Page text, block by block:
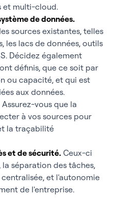
et multi-cloud.
de données.
sources existantes, telles
les lacs de données, outils
Décidez également
définis, que ce soit par
ou capacité, et qui est
aux données.
Assurez-vous que la
à vos sources pour
la traçabilité
et de sécurité. Ceux-ci
séparation des tâches,
et l'autonomie
de l'entreprise.